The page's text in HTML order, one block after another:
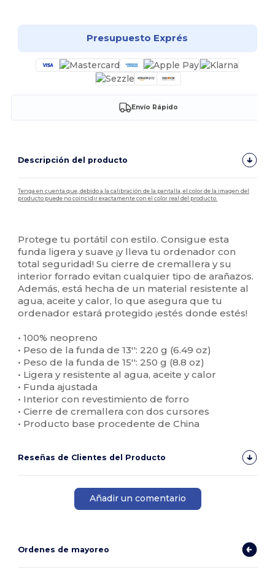
Presupuesto Exprés
Envío Rápido
Descripción del producto
Tenga en cuenta que, debido a la calibración de la pantalla, el color de la imagen del
producto puede no coincidir exactamente con el color real del producto.
Protege tu portátil con estilo. Consigue esta
funda ligera y suave ¡y lleva tu ordenador con
total seguridad! Su cierre de cremallera y su
interior forrado evitan cualquier tipo de arañazos.
Además, está hecha de un material resistente al
agua, aceite y calor, lo que asegura que tu
ordenador estará protegido ¡estés donde estés!
• 100% neopreno
• Peso de la funda de 13'': 220 g (6.49 oz)
• Peso de la funda de 15'': 250 g (8.8 oz)
• Ligera y resistente al agua, aceite y calor
• Funda ajustada
• Interior con revestimiento de forro
• Cierre de cremallera con dos cursores
• Producto base procedente de China
Reseñas de Clientes del Producto
Añadir un comentario
Ordenes de mayoreo